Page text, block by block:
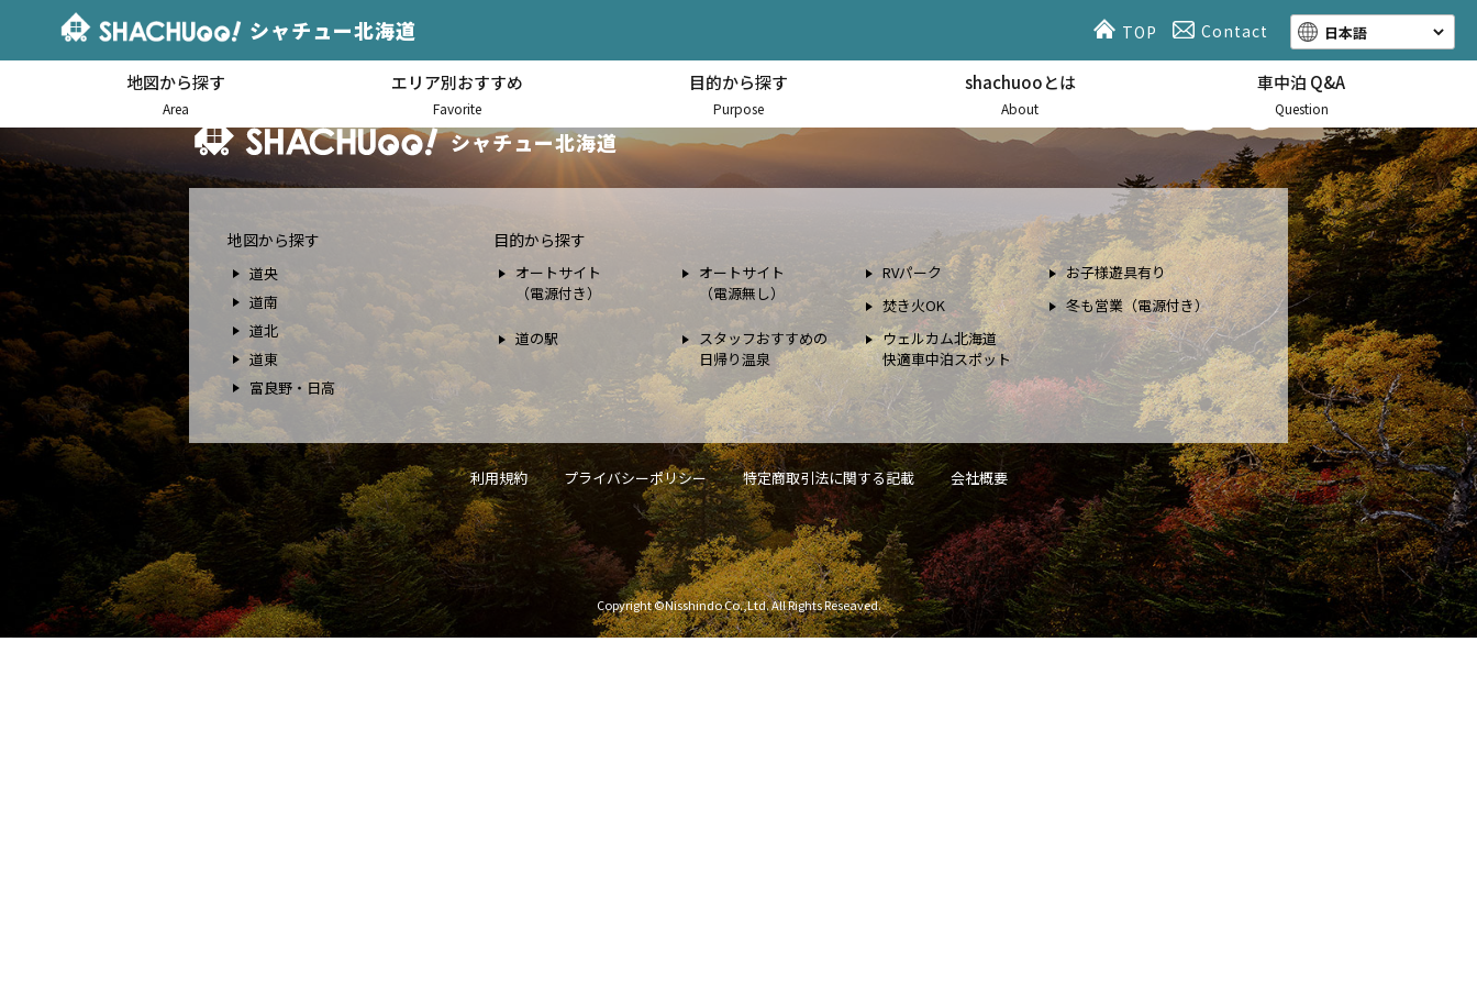
シャチュー北海道 Contact
TOP
地図から探す
Area
エリア別おすすめ
Favorite
目的から探す
Purpose
shachuooとは
About
車中泊 Q&A
Question
北海道キャンピングカー車中泊スポット情報
シャチュー北海道
地図から探す
道央
道南
道北
道東
富良野・日高
目的から探す
オートサイト
（電源付き）
オートサイト
（電源無し）
RVパーク
お子様遊具有り
焚き火OK
冬も営業（電源付き）
道の駅
スタッフおすすめの
日帰り温泉
ウェルカム北海道
快適車中泊スポット
利用規約 プライバシーポリシー 特定商取引法に関する記載 会社概要
Copyright ©Nisshindo Co.,Ltd. All Rights Reseaved.